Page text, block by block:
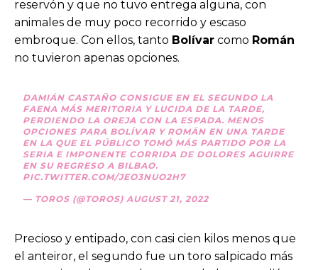
reservón y que no tuvo entrega alguna, con
animales de muy poco recorrido y escaso
embroque. Con ellos, tanto Bolívar como Román
no tuvieron apenas opciones.
DAMIÁN CASTAÑO CONSIGUE EN EL SEGUNDO LA
FAENA MÁS MERITORIA Y LUCIDA DE LA TARDE,
PERDIENDO LA OREJA CON LA ESPADA. MENOS
OPCIONES PARA BOLÍVAR Y ROMÁN EN UNA TARDE
EN LA QUE EL PÚBLICO TOMÓ MÁS PARTIDO POR LA
SERIA E IMPONENTE CORRIDA DE DOLORES AGUIRRE
EN SU REGRESO A BILBAO.
PIC.TWITTER.COM/JEO3NUO2H7
— TOROS (@TOROS) AUGUST 21, 2022
Precioso y entipado, con casi cien kilos menos que
el anteiror, el segundo fue un toro salpicado más